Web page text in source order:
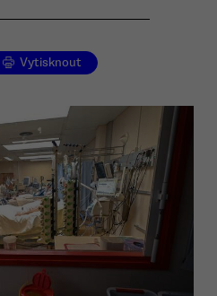
Vytisknout